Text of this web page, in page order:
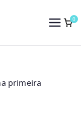
Baby
0
primeira